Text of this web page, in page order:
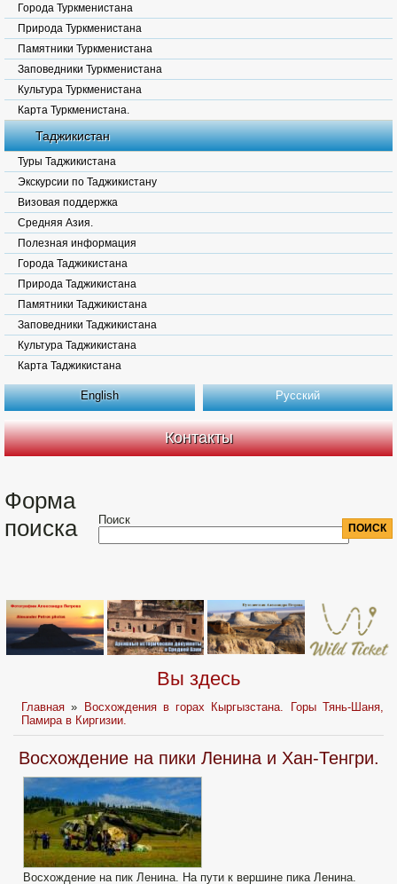
Города Туркменистана
Природа Туркменистана
Памятники Туркменистана
Заповедники Туркменистана
Культура Туркменистана
Карта Туркменистана.
Таджикистан
Туры Таджикистана
Экскурсии по Таджикистану
Визовая поддержка
Средняя Азия.
Полезная информация
Города Таджикистана
Природа Таджикистана
Памятники Таджикистана
Заповедники Таджикистана
Культура Таджикистана
Карта Таджикистана
English Русский
Контакты
Форма
поиска
Поиск
Вы здесь
Главная »
Восхождения в горах Кыргызстана. Горы Тянь-Шаня,
Памира в Киргизии.
Восхождение на пики Ленина и Хан-Тенгри.
Восхождение на пик Ленина. На пути к вершине пика Ленина.